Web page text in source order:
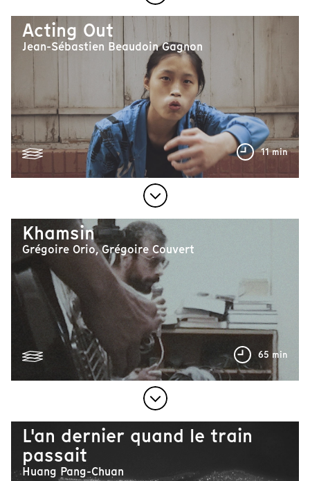
Acting Out
Jean-Sébastien Beaudoin Gagnon
11 min
Khamsin
Grégoire Orio, Grégoire Couvert
65 min
L'an dernier quand le train
passait
Huang Pang-Chuan